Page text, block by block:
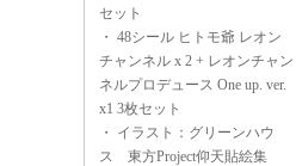
セット
・ 48シール ヒトモ爺 レオン
チャンネル x 2 + レオンチャン
ネルプロデュース One up. ver.
x1 3枚セット
・ イラスト：グリーンハウ
ス 東方Project仰天貼絵集